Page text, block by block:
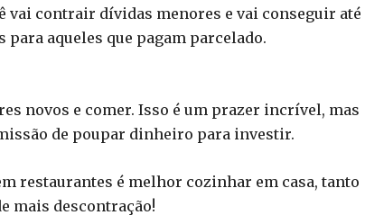
vai contrair dívidas menores e vai conseguir até
para aqueles que pagam parcelado.
novos e comer. Isso é um prazer incrível, mas
de poupar dinheiro para investir.
restaurantes é melhor cozinhar em casa, tanto
mais descontração!